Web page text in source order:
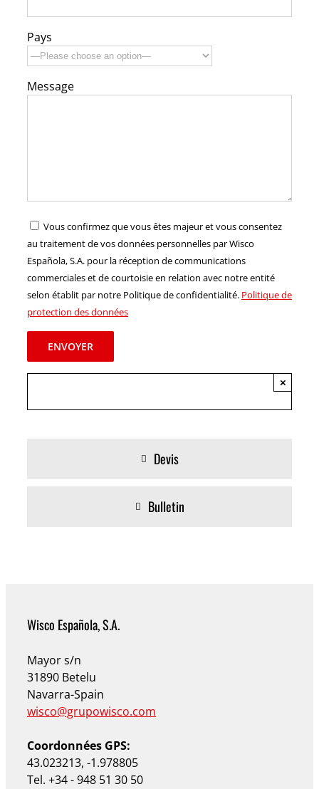
Pays
Message
Vous confirmez que vous êtes majeur et vous consentez
au traitement de vos données personnelles par Wisco
Española, S.A. pour la réception de communications
commerciales et de courtoisie en relation avec notre entité
selon établit par notre Politique de confidentialité. Politique de
protection des données
×
Devis
Bulletin
Wisco Española, S.A.
Mayor s/n
31890 Betelu
Navarra-Spain
wisco@grupowisco.com
Coordonnées GPS:
43.023213, -1.978805
Tel. +34 - 948 51 30 50